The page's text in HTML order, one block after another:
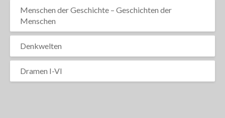
Menschen der Geschichte – Geschichten der
Menschen
Denkwelten
Dramen I-VI